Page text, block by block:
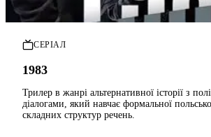
СЕРІАЛ
1983
Трилер в жанрі альтернативної історії з
діалогами, який навчає формальної
складних структур речень.